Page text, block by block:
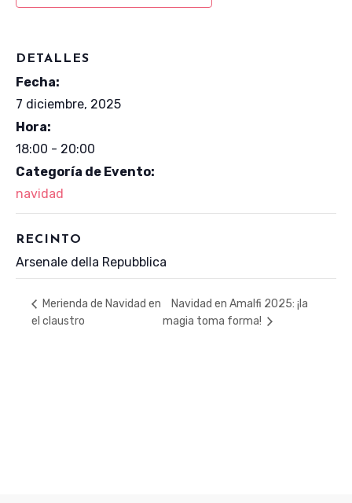
DETALLES
Fecha:
7 diciembre, 2025
Hora:
18:00 - 20:00
Categoría de Evento:
navidad
RECINTO
Arsenale della Repubblica
Merienda de Navidad en
el claustro
Navidad en Amalfi 2025: ¡la
magia toma forma!